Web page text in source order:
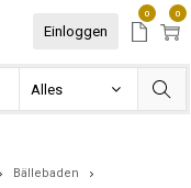
Einloggen
0 0
Bällebaden